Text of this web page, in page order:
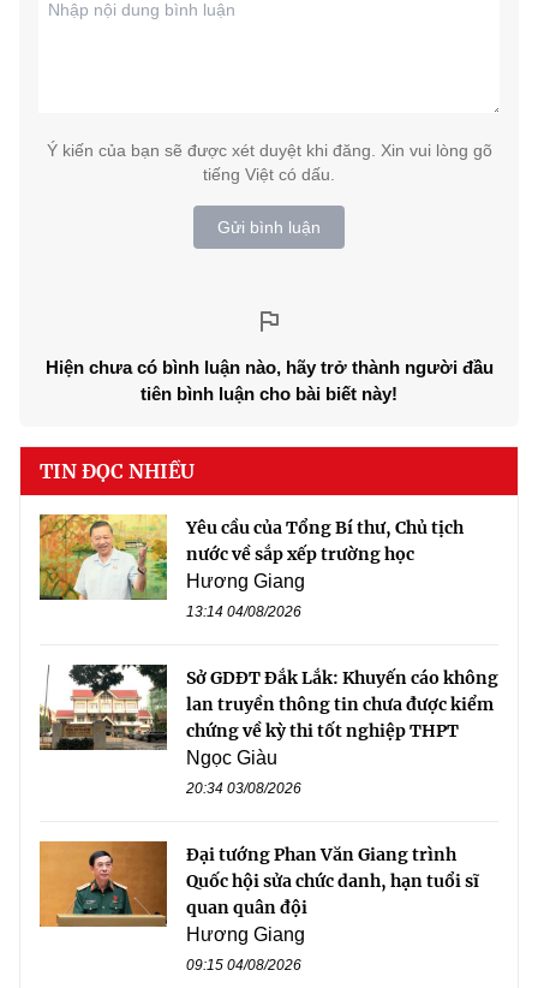
Ý kiến của bạn sẽ được xét duyệt khi đăng. Xin vui lòng gõ
tiếng Việt có dấu.
Gửi bình luận
Hiện chưa có bình luận nào, hãy trở thành người đầu
tiên bình luận cho bài biết này!
TIN ĐỌC NHIỀU
Yêu cầu của Tổng Bí thư, Chủ tịch
nước về sắp xếp trường học
Hương Giang
13:14 04/08/2026
Sở GDĐT Đắk Lắk: Khuyến cáo không
lan truyền thông tin chưa được kiểm
chứng về kỳ thi tốt nghiệp THPT
Ngọc Giàu
20:34 03/08/2026
Đại tướng Phan Văn Giang trình
Quốc hội sửa chức danh, hạn tuổi sĩ
quan quân đội
Hương Giang
09:15 04/08/2026